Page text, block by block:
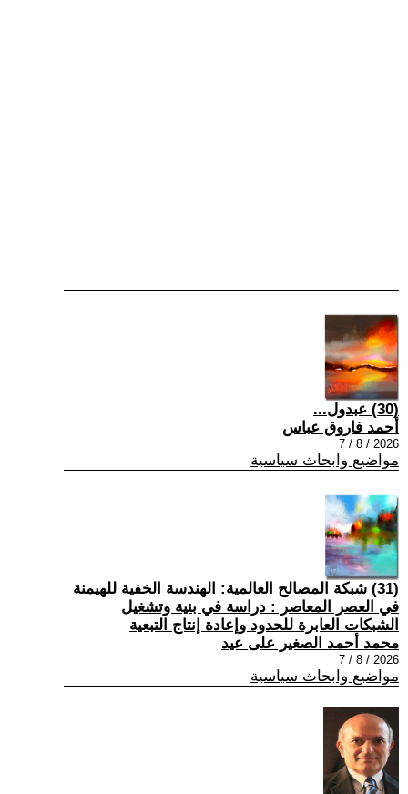
(30) عبدول...
أحمد فاروق عباس
2026 / 8 / 7
مواضيع وابحاث سياسية
(31) شبكة المصالح العالمية: الهندسة الخفية للهيمنة
في العصر المعاصر : دراسة في بنية وتشغيل
الشبكات العابرة للحدود وإعادة إنتاج التبعية
محمد أحمد الصغير على عيد
2026 / 8 / 7
مواضيع وابحاث سياسية